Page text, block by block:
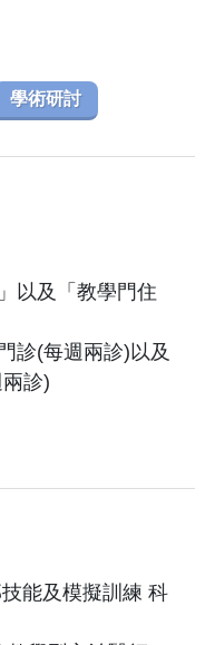
學術研討
以及「教學門住
診(每週兩診)以及
診)
能及模擬訓練 科